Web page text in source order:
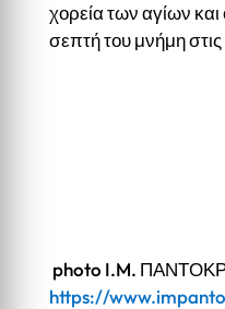
χορεία των αγίων και
σεπτή του μνήμη στις
photo I.M.
https://